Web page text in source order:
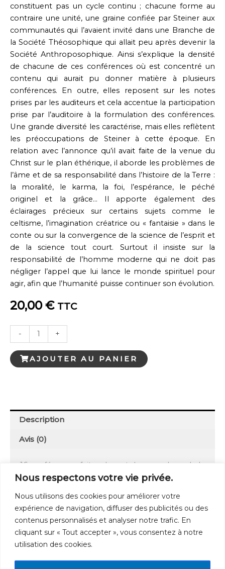
Nous respectons votre vie privée.
Nous utilisons des cookies pour améliorer votre
expérience de navigation, diffuser des publicités ou des
contenus personnalisés et analyser notre trafic. En
cliquant sur « Tout accepter », vous consentez à notre
utilisation des cookies.
constituent pas un cycle continu ; chacune forme au
contraire une unité, une graine confiée par Steiner aux
communautés qui l’avaient invité dans une Branche de
la Société Théosophique qui allait peu après devenir la
Société Anthroposophique. Ainsi s’explique la densité
de chacune de ces conférences où est concentré un
contenu qui aurait pu donner matière à plusieurs
conférences. En outre, elles reposent sur les notes
prises par les auditeurs et cela accentue la participation
prise par l’auditoire à la formulation des conférences.
Une grande diversité les caractérise, mais elles reflètent
les préoccupations de Steiner à cette époque. En
relation avec l’annonce qu’il avait faite de la venue du
Christ sur le plan éthérique, il aborde les problèmes de
l’âme et de sa responsabilité dans l’histoire de la Terre :
la moralité, le karma, la foi, l’espérance, le péché
originel et la grâce… Il apporte également des
éclairages précieux sur certains sujets comme le
celtisme, l’imagination créatrice ou « fantaisie » dans le
conte ou sur la convergence de la science de l’esprit et
de la science tout court. Surtout il insiste sur la
responsabilité de l’homme moderne qui ne doit pas
négliger l’appel que lui lance le monde spirituel pour
agir, afin que l’humanité puisse continuer son évolution.
20,00€ TTC
-
quantité
de
GA
127 :
+
AJOUTER AU PANIER
Description
Avis (0)
16 conférences faites devant des membres de la
Société Théosophique entre le 5 janvier et le 26
de l’allemand par Geneviève Bideau 278 pages.